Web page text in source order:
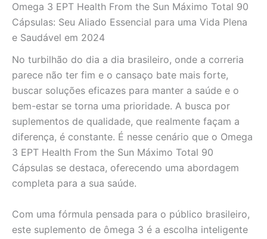
Saúde
Completa
Vitalidade
quantidade
Omega 3 EPT Health From the Sun Máximo Total 90
Cápsulas: Seu Aliado Essencial para uma Vida Plena
e Saudável em 2024
No turbilhão do dia a dia brasileiro, onde a correria
parece não ter fim e o cansaço bate mais forte,
buscar soluções eficazes para manter a saúde e o
bem-estar se torna uma prioridade. A busca por
suplementos de qualidade, que realmente façam a
diferença, é constante. É nesse cenário que o Omega
3 EPT Health From the Sun Máximo Total 90
Cápsulas se destaca, oferecendo uma abordagem
completa para a sua saúde.
Com uma fórmula pensada para o público brasileiro,
este suplemento de ômega 3 é a escolha inteligente